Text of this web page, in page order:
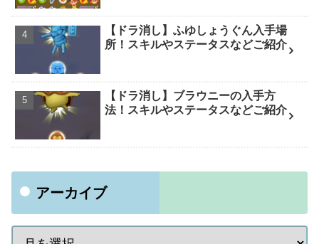
【ドラ消し】ふゆしょうぐん入手場
所！スキルやステータスなどご紹介
【ドラ消し】ブラウニーの入手方
法！スキルやステータスなどご紹介
アーカイブ